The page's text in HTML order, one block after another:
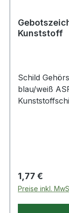
Kunststoff
Schild
blau/weiß
Regulärer
1,77 €
Preise inkl.